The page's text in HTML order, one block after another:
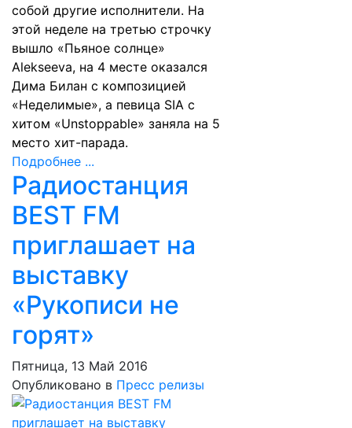
собой другие исполнители. На
этой неделе на третью строчку
вышло «Пьяное солнце»
Alekseeva, на 4 месте оказался
Дима Билан с композицией
«Неделимые», а певица SIA с
хитом «Unstoppable» заняла на 5
место хит-парада.
Подробнее ...
Радиостанция
BEST FM
приглашает на
выставку
«Рукописи не
горят»
Пятница, 13 Май 2016
Опубликовано в Пресс релизы